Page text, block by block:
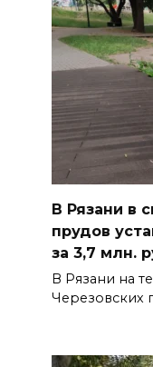
В Рязани в
прудов
за 3,7 млн.
В Рязани на
Черезовских